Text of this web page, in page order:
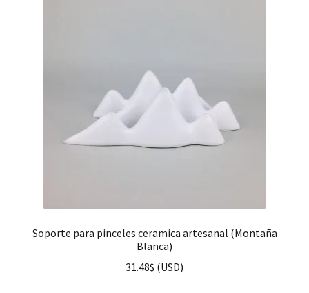
Soporte para pinceles ceramica artesanal (Montaña
Blanca)
31.48$ (USD)